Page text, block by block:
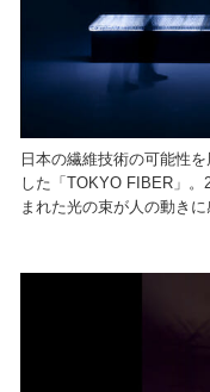
日本の繊維技術の可能性
した「TOKYO FIBER」。
まれた光の束が人の動き